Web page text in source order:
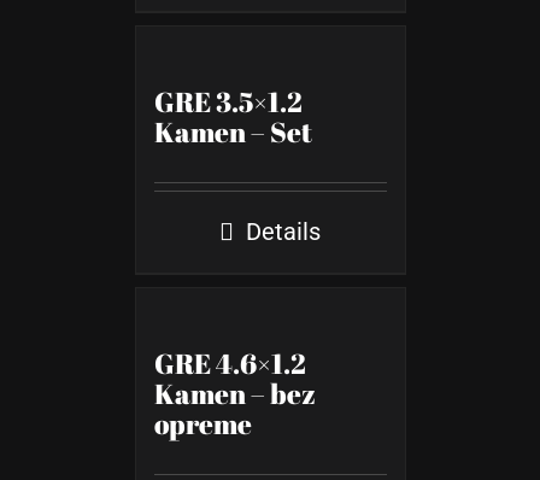
GRE 3.5×1.2
Kamen – Set
Details
GRE 4.6×1.2
Kamen – bez
opreme